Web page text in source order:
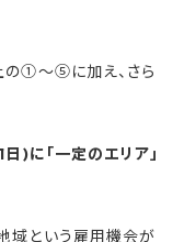
の①～⑤に加え、さら
)に「一定のエリア」
域という雇用機会が